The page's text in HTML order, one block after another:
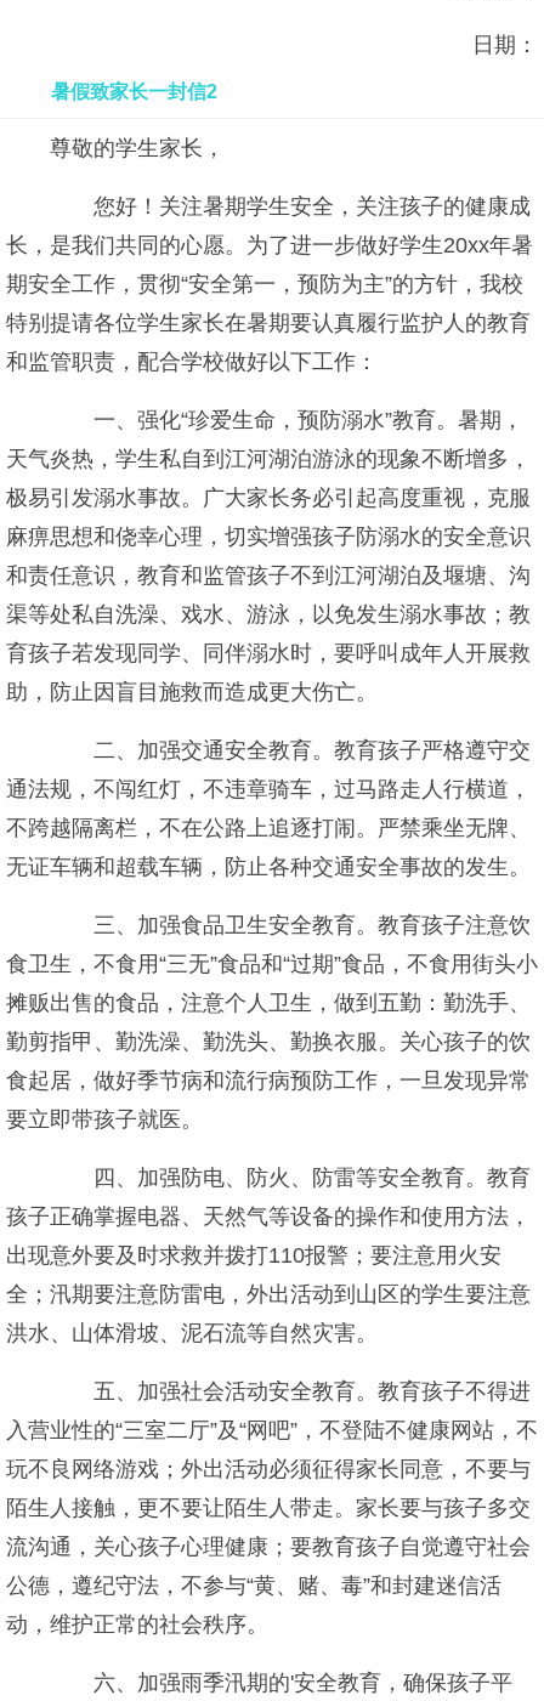
日期：
暑假致家长一封信2
尊敬的学生家长，
您好！关注暑期学生安全，关注孩子的健康成
长，是我们共同的心愿。为了进一步做好学生20xx年暑
期安全工作，贯彻“安全第一，预防为主”的方针，我校
特别提请各位学生家长在暑期要认真履行监护人的教育
和监管职责，配合学校做好以下工作：
一、强化“珍爱生命，预防溺水”教育。暑期，
天气炎热，学生私自到江河湖泊游泳的现象不断增多，
极易引发溺水事故。广大家长务必引起高度重视，克服
麻痹思想和侥幸心理，切实增强孩子防溺水的安全意识
和责任意识，教育和监管孩子不到江河湖泊及堰塘、沟
渠等处私自洗澡、戏水、游泳，以免发生溺水事故；教
育孩子若发现同学、同伴溺水时，要呼叫成年人开展救
助，防止因盲目施救而造成更大伤亡。
二、加强交通安全教育。教育孩子严格遵守交
通法规，不闯红灯，不违章骑车，过马路走人行横道，
不跨越隔离栏，不在公路上追逐打闹。严禁乘坐无牌、
无证车辆和超载车辆，防止各种交通安全事故的发生。
三、加强食品卫生安全教育。教育孩子注意饮
食卫生，不食用“三无”食品和“过期”食品，不食用街头小
摊贩出售的食品，注意个人卫生，做到五勤：勤洗手、
勤剪指甲、勤洗澡、勤洗头、勤换衣服。关心孩子的饮
食起居，做好季节病和流行病预防工作，一旦发现异常
要立即带孩子就医。
四、加强防电、防火、防雷等安全教育。教育
孩子正确掌握电器、天然气等设备的操作和使用方法，
出现意外要及时求救并拨打110报警；要注意用火安
全；汛期要注意防雷电，外出活动到山区的学生要注意
洪水、山体滑坡、泥石流等自然灾害。
五、加强社会活动安全教育。教育孩子不得进
入营业性的“三室二厅”及“网吧”，不登陆不健康网站，不
玩不良网络游戏；外出活动必须征得家长同意，不要与
陌生人接触，更不要让陌生人带走。家长要与孩子多交
流沟通，关心孩子心理健康；要教育孩子自觉遵守社会
公德，遵纪守法，不参与“黄、赌、毒”和封建迷信活
动，维护正常的社会秩序。
六、加强雨季汛期的'安全教育，确保孩子平